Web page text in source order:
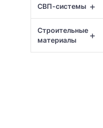
+
СВП-системы
+
Строительные
материалы